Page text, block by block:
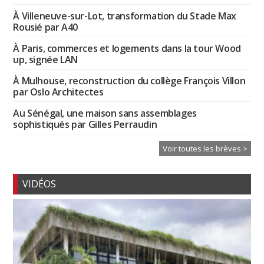
À Villeneuve-sur-Lot, transformation du Stade Max
Rousié par A40
À Paris, commerces et logements dans la tour Wood
up, signée LAN
À Mulhouse, reconstruction du collège François Villon
par Oslo Architectes
Au Sénégal, une maison sans assemblages
sophistiqués par Gilles Perraudin
Voir toutes les brèves >
VIDÉOS